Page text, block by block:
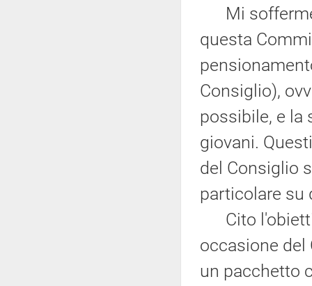
Mi
questa
Consiglio),
possibile, e la
giovani.
del Consiglio
particolare su
Cito
occasione del
un pacchetto